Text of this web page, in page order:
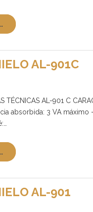
AL-901C
TÉCNICAS AL-901 C
absorbida: 3 VA máximo
AL-901